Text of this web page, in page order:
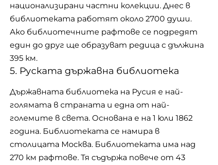
национализирани частни колекции. Днес в
библиотеката работят около 2700 души.
Ако библиотечните рафтове се подредят
един до друг ще образуват редица с дължина
395 км.
5. Руската държавна библиотека
Държавната библиотека на Русия е най-
голямата в страната и една от най-
големите в света. Основана е на 1 юли 1862
година. Библиотеката се намира в
столицата Москва. Библиотеката има над
270 км рафтове. Тя съдържа повече от 43